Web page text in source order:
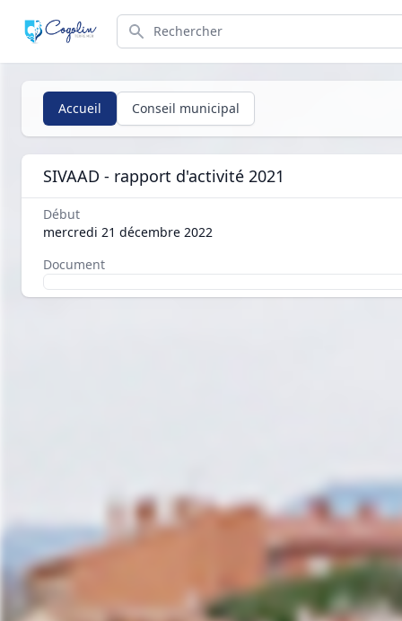
Search
Accueil Conseil municipal
SIVAAD - rapport d'activité 2021
Début
mercredi 21 décembre 2022
Document